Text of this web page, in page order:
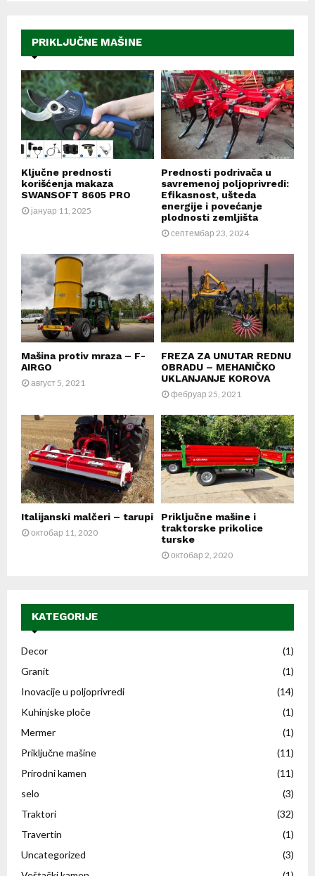
PRIKLJUČNE MAŠINE
Ključne prednosti
korišćenja makaza
SWANSOFT 8605 PRO
јануар 11, 2025
Prednosti podrivača u
savremenoj poljoprivredi:
Efikasnost, ušteda
energije i povećanje
plodnosti zemljišta
септембар 23, 2024
Mašina protiv mraza – F-
AIRGO
август 5, 2021
FREZA ZA UNUTAR REDNU
OBRADU – MEHANIČKO
UKLANJANJE KOROVA
фебруар 25, 2021
Italijanski malčeri – tarupi
октобар 11, 2020
Priključne mašine i
traktorske prikolice
turske
октобар 2, 2020
KATEGORIJE
Decor
(1)
Granit
(1)
Inovacije u poljoprivredi
(14)
Kuhinjske ploče
(1)
Mermer
(1)
Priključne mašine
(11)
Prirodni kamen
(11)
selo
(3)
Traktori
(32)
Travertin
(1)
Uncategorized
(3)